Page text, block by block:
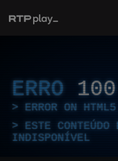
ERRO 100
ERROR ON
ESTE CONTEÚDO
INDISPONÍVEL